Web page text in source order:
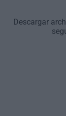
Descargar